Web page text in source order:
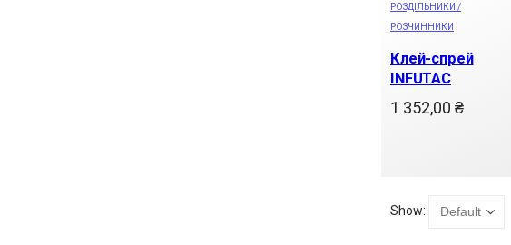
РОЗДІЛЬНИКИ /
РОЗЧИННИКИ
Клей-спрей
INFUTAC
1 352,00 ₴
Show: